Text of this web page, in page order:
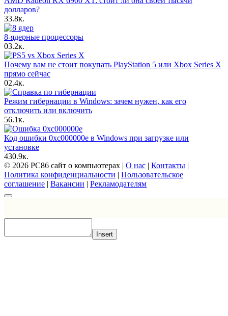
долларов?
33.8к.
8-ядерные процессоры
03.2к.
Почему вам не стоит покупать PlayStation 5 или Xbox Series X
прямо сейчас
02.4к.
Режим гибернации в Windows: зачем нужен, как его
отключить или включить
56.1к.
Код ошибки 0xc000000e в Windows при загрузке или
установке
430.9к.
© 2026 PC86 сайт о компьютерах | О нас | Контакты |
Политика конфиденциальности | Пользовательское
соглашение | Вакансии | Рекламодателям
Insert